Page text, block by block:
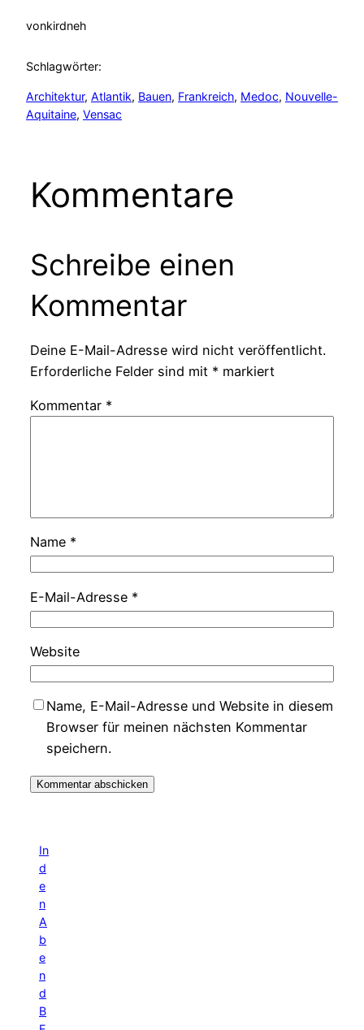
vonkirdneh
Schlagwörter:
Architektur, Atlantik, Bauen, Frankreich, Medoc, Nouvelle-
Aquitaine, Vensac
Kommentare
Schreibe einen
Kommentar
Deine E-Mail-Adresse wird nicht veröffentlicht.
Erforderliche Felder sind mit * markiert
Kommentar *
Name *
E-Mail-Adresse *
Website
Name, E-Mail-Adresse und Website in diesem
Browser für meinen nächsten Kommentar
speichern.
In
d
e
n
A
b
e
n
d
B